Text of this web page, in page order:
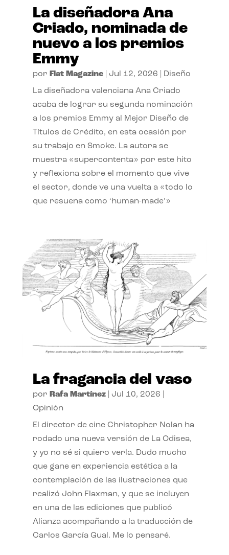
La diseñadora Ana
Criado, nominada de
nuevo a los premios
Emmy
por Flat Magazine| Jul 12, 2026 Diseño
La diseñadora valenciana Ana Criado
acaba de lograr su segunda nominación
a los premios Emmy al Mejor Diseño de
Títulos de Crédito, en esta ocasión por
su trabajo en Smoke. La autora se
muestra «supercontenta» por este hito
y reflexiona sobre el momento que vive
el sector, donde ve una vuelta a «todo lo
que resuena como ‘human-made’»
La fragancia del vaso
por Rafa Martínez| Jul 10, 2026
Opinión
El director de cine Christopher Nolan ha
rodado una nueva versión de La Odisea,
y yo no sé si quiero verla. Dudo mucho
que gane en experiencia estética a la
contemplación de las ilustraciones que
realizó John Flaxman, y que se incluyen
en una de las ediciones que publicó
Alianza acompañando a la traducción de
Carlos García Gual. Me lo pensaré.